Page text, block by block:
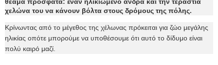
θεάμα πρόσφατα: έναν ηλικιωμένο άνδρα και την τεράστια
χελώνα του να κάνουν βόλτα στους δρόμους της πόλης.
Κρίνωντας από το μέγεθος της χέλωνας πρόκειται για ζώο μεγάλης
ηλικίας οπότε μπορούμε να υποθέσουμε ότι αυτό το δίδυμο είναι
πολύ καιρό μαζί.